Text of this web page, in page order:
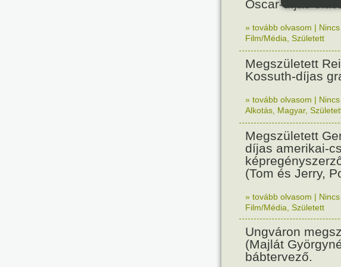
Oscar-díjas
» tovább olvasom |
Film/Média Született
Megszületett
Kossuth-díjas
» tovább olvasom |
Alkotás Magyar,
Megszületett
díjas amerikai-
(Tom és Jerry,
» tovább olvasom |
Film/Média Született
Ungváron
(Majlát
bábtervező.